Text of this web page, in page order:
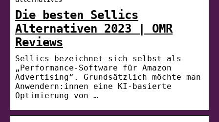
Die besten Sellics
Alternativen 2023 | OMR
Reviews
Sellics bezeichnet sich selbst als
„Performance-Software für Amazon
Advertising“. Grundsätzlich möchte man
Anwendern:innen eine KI-basierte
Optimierung von …